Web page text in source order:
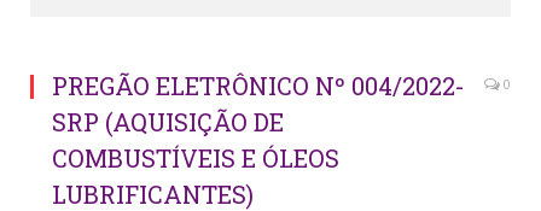
PREGÃO ELETRÔNICO Nº 004/2022-
SRP (AQUISIÇÃO DE
COMBUSTÍVEIS E ÓLEOS
LUBRIFICANTES)
0